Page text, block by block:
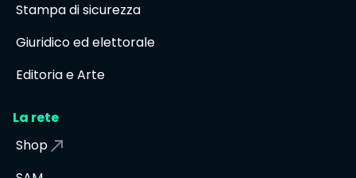
Stampa di sicurezza
Giuridico ed elettorale
Editoria e Arte
La rete
Shop